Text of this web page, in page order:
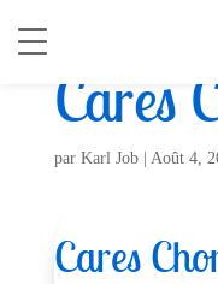
Cares
par Karl Job| Août 4,
Cares